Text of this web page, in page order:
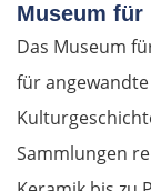
Museum für
Das Museum
für
Sammlungen